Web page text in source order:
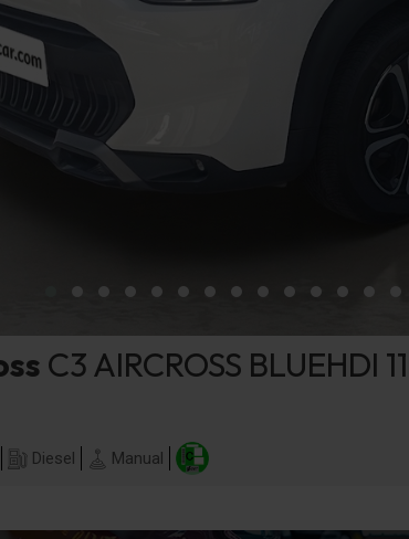
C3 AIRCROSS BLUEHDI
Diesel Manual